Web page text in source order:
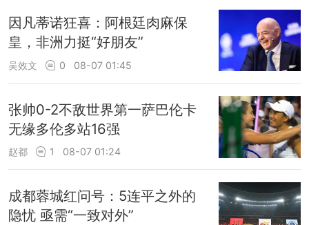
因凡蒂诺狂喜：阿根廷肉麻保
皇，非洲力挺“好朋友”
吴效文 0 08-07 01:45
张帅0-2不敌世界第一萨巴伦卡
无缘多伦多站16强
赵都 1 08-07 01:24
成都蓉城红问号：5连平之外的
隐忧 亟需“一致对外”